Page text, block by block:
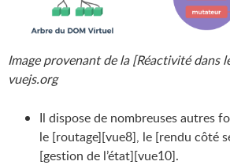
Image provenant de la [Réactivité dans
vuejs.org
Il dispose de nombreuses autres
le [routage][vue8], le [rendu côté
[gestion de l’état][vue10].